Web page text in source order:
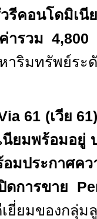
รีคอนโดมิ
ารวม 4,800
าริมทรัพย์ระ
61 (เวีย
ยมพร้อมอยู่
มประกาศคว
ดการขาย
ยี่ยมของกลุ่ม